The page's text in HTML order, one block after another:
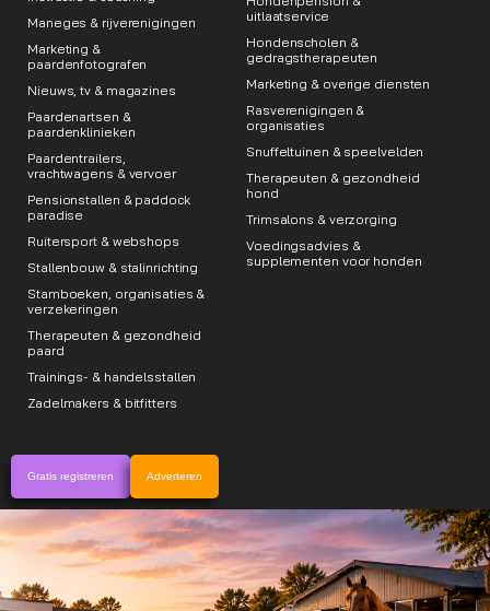
Maneges & rijverenigingen
Marketing &
paardenfotografen
Nieuws, tv & magazines
Paardenartsen &
paardenklinieken
Paardentrailers,
vrachtwagens & vervoer
Pensionstallen & paddock
paradise
Ruitersport & webshops
Stallenbouw & stalinrichting
Stamboeken, organisaties &
verzekeringen
Therapeuten & gezondheid
paard
Trainings- & handelsstallen
Zadelmakers & bitfitters
uitlaatservice
Hondenscholen &
gedragstherapeuten
Marketing & overige diensten
Rasverenigingen &
organisaties
Snuffeltuinen & speelvelden
Therapeuten & gezondheid
hond
Trimsalons & verzorging
Voedingsadvies &
supplementen voor honden
Gratis registreren Adverteren